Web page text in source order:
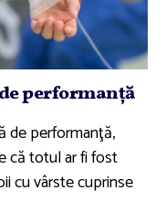
performanţă
de performanţă,
că totul ar fi fost
cu vârste cuprinse